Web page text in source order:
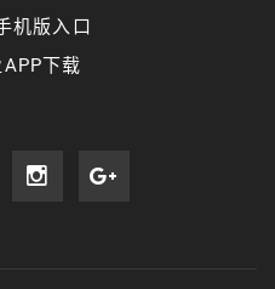
机版入口
下载